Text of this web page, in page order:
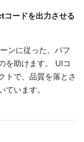
コードを出力させる
ンに従った、パフ
を助けます。 UIコ
トで、品質を落とさ
います。